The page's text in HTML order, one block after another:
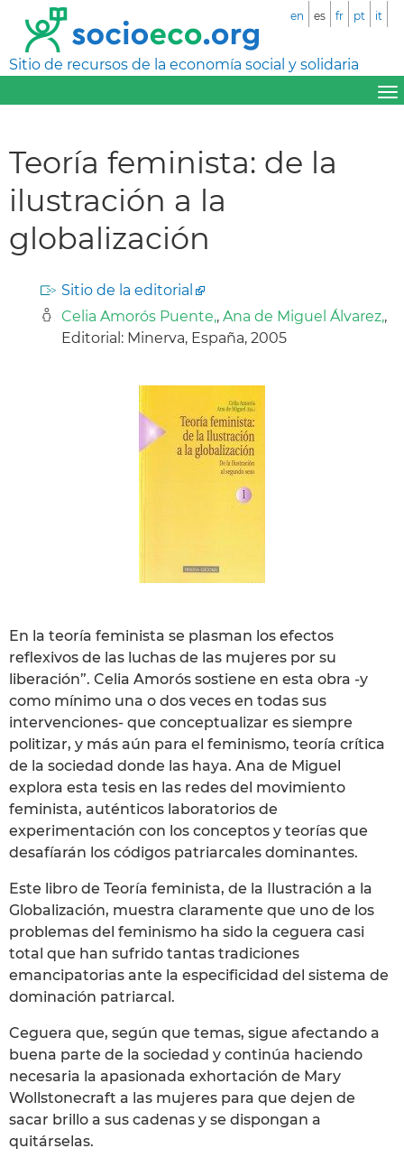
Sitio de recursos de la economía social y solidaria
en es fr pt it
Teoría feminista: de la
ilustración a la
globalización
Sitio de la editorial
Celia Amorós Puente,, Ana de Miguel Álvarez,,
Editorial: Minerva, España, 2005
En la teoría feminista se plasman los efectos
reflexivos de las luchas de las mujeres por su
liberación”. Celia Amorós sostiene en esta obra -y
como mínimo una o dos veces en todas sus
intervenciones- que conceptualizar es siempre
politizar, y más aún para el feminismo, teoría crítica
de la sociedad donde las haya. Ana de Miguel
explora esta tesis en las redes del movimiento
feminista, auténticos laboratorios de
experimentación con los conceptos y teorías que
desafíarán los códigos patriarcales dominantes.
Este libro de Teoría feminista, de la Ilustración a la
Globalización, muestra claramente que uno de los
problemas del feminismo ha sido la ceguera casi
total que han sufrido tantas tradiciones
emancipatorias ante la especificidad del sistema de
dominación patriarcal.
Ceguera que, según que temas, sigue afectando a
buena parte de la sociedad y continúa haciendo
necesaria la apasionada exhortación de Mary
Wollstonecraft a las mujeres para que dejen de
sacar brillo a sus cadenas y se dispongan a
quitárselas.